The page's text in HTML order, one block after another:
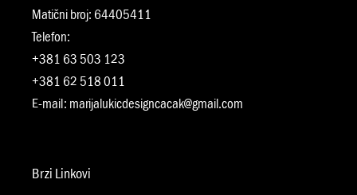
Matični broj: 64405411
Telefon:
+381 63 503 123
+381 62 518 011
E-mail: marijalukicdesigncacak@gmail.com
Brzi Linkovi